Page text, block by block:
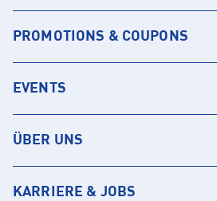
PROMOTIONS & COUPONS
EVENTS
ÜBER UNS
KARRIERE & JOBS